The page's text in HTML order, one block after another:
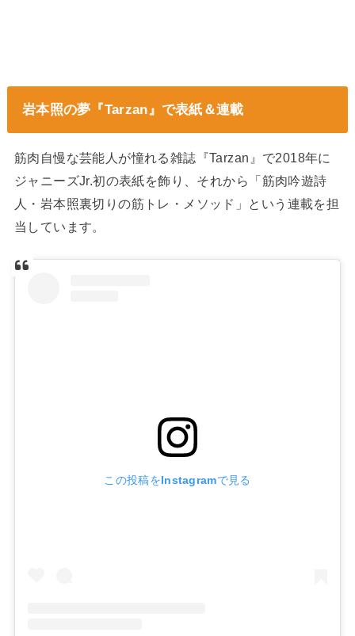
岩本照の夢『Tarzan』で表紙＆連載
筋肉自慢な芸能人が憧れる雑誌『Tarzan』で2018年に
ジャニーズJr.初の表紙を飾り、それから「筋肉吟遊詩
人・岩本照裏切りの筋トレ・メソッド」という連載を担
当しています。
この投稿をInstagramで見る